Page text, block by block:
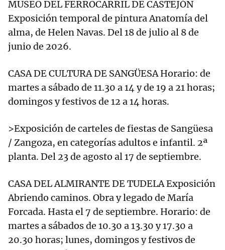
MUSEO DEL FERROCARRIL DE CASTEJÓN
Exposición temporal de pintura Anatomía del
alma, de Helen Navas. Del 18 de julio al 8 de
junio de 2026.
CASA DE CULTURA DE SANGÜESA Horario: de
martes a sábado de 11.30 a 14 y de 19 a 21 horas;
domingos y festivos de 12 a 14 horas.
>Exposición de carteles de fiestas de Sangüesa
/ Zangoza, en categorías adultos e infantil. 2ª
planta. Del 23 de agosto al 17 de septiembre.
CASA DEL ALMIRANTE DE TUDELA Exposición
Abriendo caminos. Obra y legado de María
Forcada. Hasta el 7 de septiembre. Horario: de
martes a sábados de 10.30 a 13.30 y 17.30 a
20.30 horas; lunes, domingos y festivos de